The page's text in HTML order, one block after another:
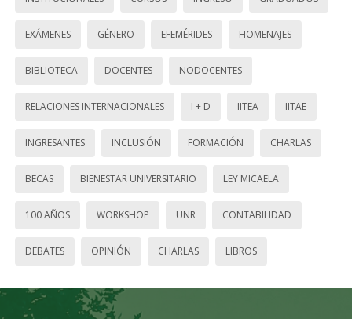
EXÁMENES GÉNERO EFEMÉRIDES HOMENAJES
BIBLIOTECA DOCENTES NODOCENTES
RELACIONES INTERNACIONALES I + D IITEA IITAE
INGRESANTES INCLUSIÓN FORMACIÓN CHARLAS
BECAS BIENESTAR UNIVERSITARIO LEY MICAELA
100 AÑOS WORKSHOP UNR CONTABILIDAD
DEBATES OPINIÓN CHARLAS LIBROS